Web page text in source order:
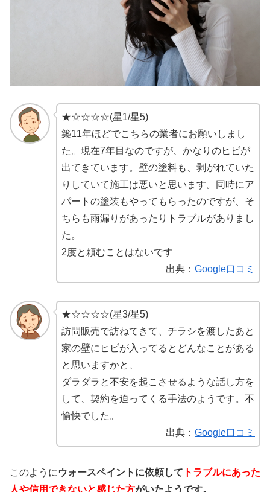
★☆☆☆☆(星1/星5)
築11年ほどでこちらの業者にお願いしまし
た。現在7年目なのですが、かなりのヒビが
出てきています。壁の塗料も、剥がれていた
りしていて施工は悪いと思います。同時にア
パートの塗装もやってもらったのですが、そ
ちらも雨漏りがあったりトラブルがありまし
た。
2度と頼むことはないです
出典： Google口コミ
★☆☆☆☆(星3/星5)
訪問販売で訪ねてきて、チラシを渡したあと
家の壁にヒビが入ってるとどんなことがある
と思いますかと、
ダラダラと不安を起こさせるような話し方を
して、契約を迫ってくる手法のようです。不
愉快でした。
出典： Google口コミ
このように ウォースペイントに依頼して トラブルにあった
人や信用できないと感じた方がいたようです。